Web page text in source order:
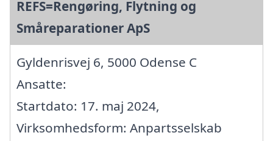
REFS=Rengøring, Flytning og
Småreparationer ApS
Gyldenrisvej 6, 5000 Odense C
Ansatte:
Startdato: 17. maj 2024,
Virksomhedsform: Anpartsselskab